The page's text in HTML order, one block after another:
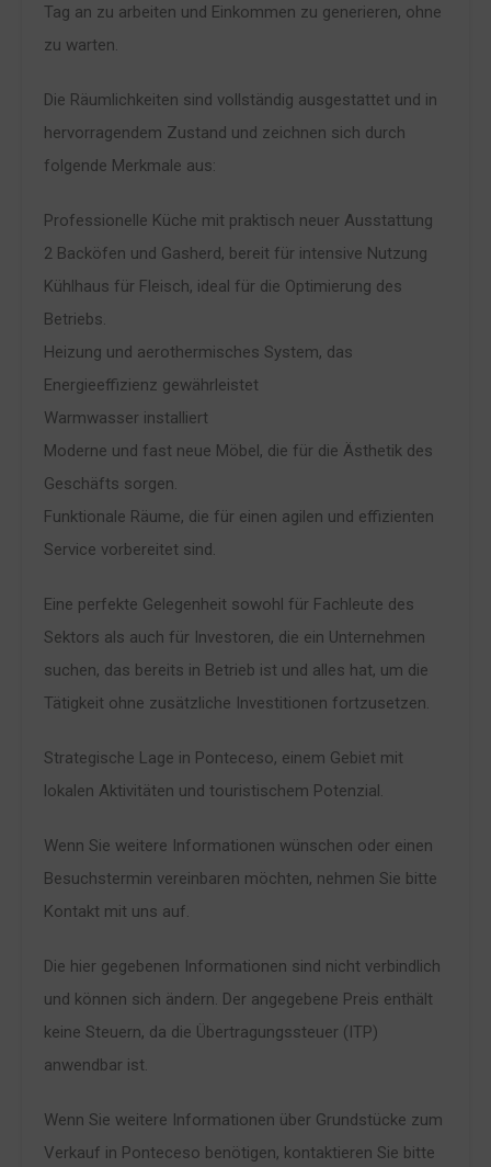
Tag an zu arbeiten und Einkommen zu generieren, ohne
zu warten.
Die Räumlichkeiten sind vollständig ausgestattet und in
hervorragendem Zustand und zeichnen sich durch
folgende Merkmale aus:
Professionelle Küche mit praktisch neuer Ausstattung
2 Backöfen und Gasherd, bereit für intensive Nutzung
Kühlhaus für Fleisch, ideal für die Optimierung des
Betriebs.
Heizung und aerothermisches System, das
Energieeffizienz gewährleistet
Warmwasser installiert
Moderne und fast neue Möbel, die für die Ästhetik des
Geschäfts sorgen.
Funktionale Räume, die für einen agilen und effizienten
Service vorbereitet sind.
Eine perfekte Gelegenheit sowohl für Fachleute des
Sektors als auch für Investoren, die ein Unternehmen
suchen, das bereits in Betrieb ist und alles hat, um die
Tätigkeit ohne zusätzliche Investitionen fortzusetzen.
Strategische Lage in Ponteceso, einem Gebiet mit
lokalen Aktivitäten und touristischem Potenzial.
Wenn Sie weitere Informationen wünschen oder einen
Besuchstermin vereinbaren möchten, nehmen Sie bitte
Kontakt mit uns auf.
Die hier gegebenen Informationen sind nicht verbindlich
und können sich ändern. Der angegebene Preis enthält
keine Steuern, da die Übertragungssteuer (ITP)
anwendbar ist.
Wenn Sie weitere Informationen über Grundstücke zum
Verkauf in Ponteceso benötigen, kontaktieren Sie bitte